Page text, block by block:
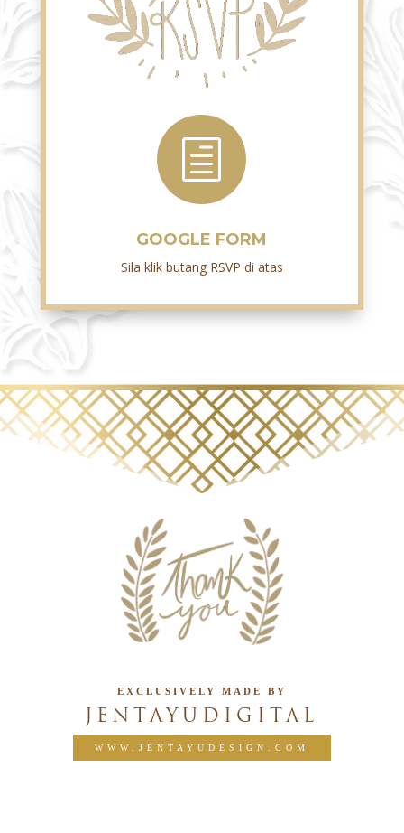
h
GOOGLE FORM
Sila klik butang RSVP di atas
EXCLUSIVELY MADE BY
JENTAYUDIGITAL
WWW.JENTAYUDESIGN.COM